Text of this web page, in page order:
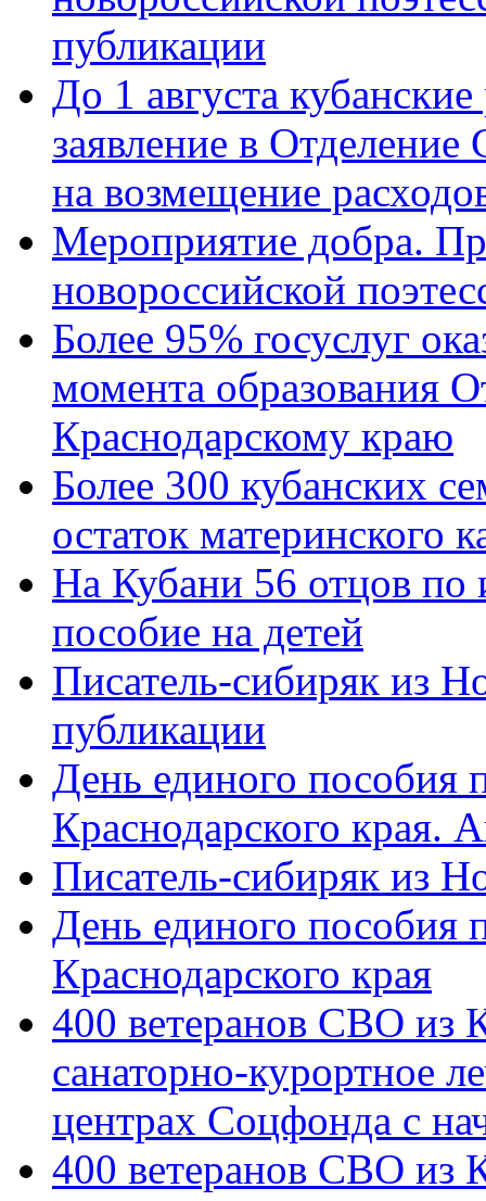
публикации
До 1 августа
заявление в
на возмещение
Мероприятие добра.
новороссийской
Более 95% госуслуг
момента образования
Краснодарскому краю
Более 300 кубанских
остаток материнского
На Кубани 56 отцов по
пособие на детей
Писатель-сибиряк из
публикации
День единого пособия
Краснодарского края.
Писатель-сибиряк из
День единого пособия
Краснодарского края
400 ветеранов СВО из
санаторно-курортное
центрах Соцфонда с
400 ветеранов СВО из